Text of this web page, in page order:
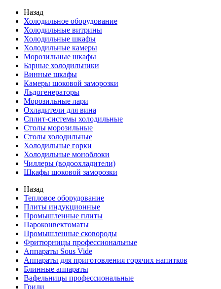
Назад
Холодильное оборудование
Холодильные витрины
Холодильные шкафы
Холодильные камеры
Морозильные шкафы
Барные холодильники
Винные шкафы
Камеры шоковой заморозки
Льдогенераторы
Морозильные лари
Охладители для вина
Сплит-системы холодильные
Столы морозильные
Столы холодильные
Холодильные горки
Холодильные моноблоки
Чиллеры (водоохладители)
Шкафы шоковой заморозки
Назад
Тепловое оборудование
Плиты индукционные
Промышленные плиты
Пароконвектоматы
Промышленные сковороды
Фритюрницы профессиональные
Аппараты Sous Vide
Аппараты для приготовления горячих напитков
Блинные аппараты
Вафельницы профессиональные
Грили